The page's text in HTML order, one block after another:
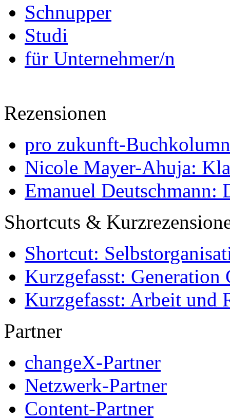
Schnupper
Studi
für Unternehmer/n
Rezensionen
pro zukunft-
Nicole Mayer-Ahuja:
Emanuel Deutschmann:
Shortcuts &
Shortcut:
Kurzgefasst: Generation
Kurzgefasst: Arbeit und
Partner
changeX-Partner
Netzwerk-Partner
Content-Partner